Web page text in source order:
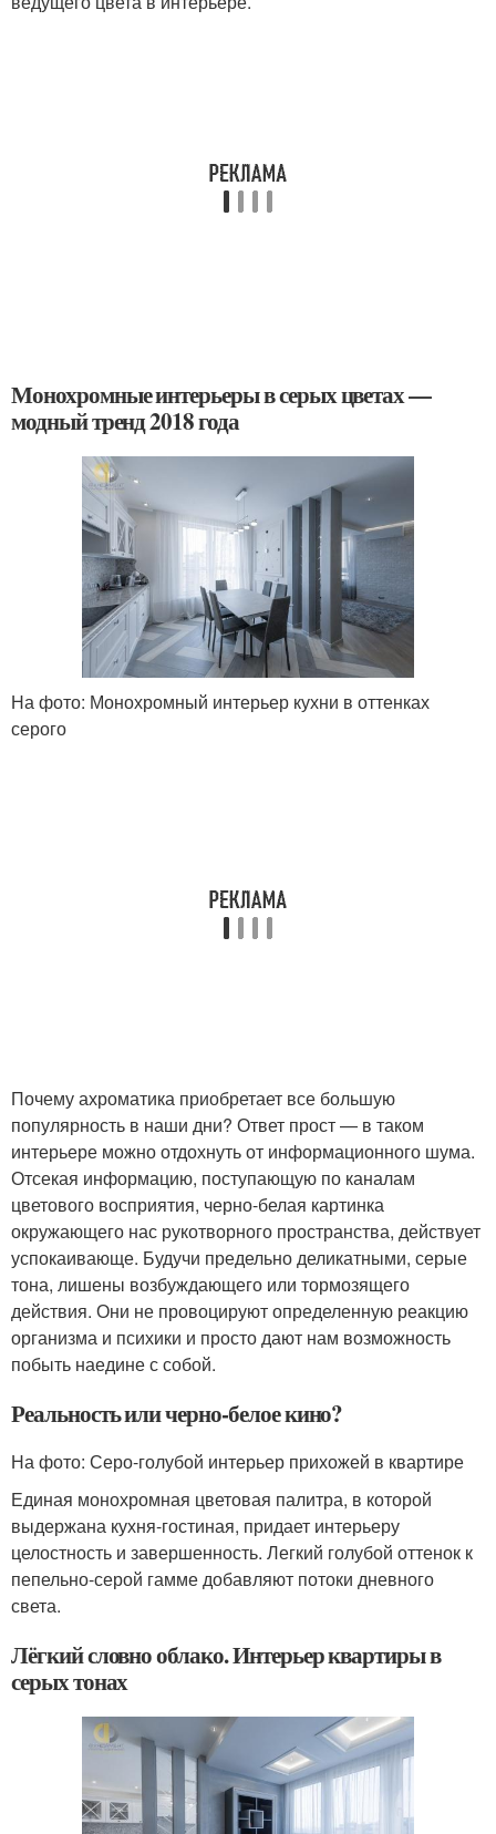
Монохромные интерьеры в серых цветах —
модный тренд 2018 года
На фото: Монохромный интерьер кухни в оттенках
серого
Почему ахроматика приобретает все большую
популярность в наши дни? Ответ прост — в таком
интерьере можно отдохнуть от информационного шума.
Отсекая информацию, поступающую по каналам
цветового восприятия, черно-белая картинка
окружающего нас рукотворного пространства, действует
успокаивающе. Будучи предельно деликатными, серые
тона, лишены возбуждающего или тормозящего
действия. Они не провоцируют определенную реакцию
организма и психики и просто дают нам возможность
побыть наедине с собой.
Реальность или черно-белое кино?
На фото: Серо-голубой интерьер прихожей в квартире
Единая монохромная цветовая палитра, в которой
выдержана кухня-гостиная, придает интерьеру
целостность и завершенность. Легкий голубой оттенок к
пепельно-серой гамме добавляют потоки дневного
света.
Лёгкий словно облако. Интерьер квартиры в
серых тонах